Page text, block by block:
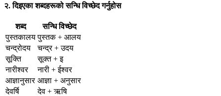
२. दिइएका शब्दहरूको सन्धि विच्छेद गर्नुहोस
शब्द
सन्धि विच्छेद
पुस्तकालय पुस्तक + आलय
चन्द्रोदय
चन्द्र + उदय
सूक्ति
सूक्त + इ
नारीश्वर
नारी + ईश्वर
आज्ञानुसार आज्ञा + अनुसार
देवर्षि
देव + ऋषि